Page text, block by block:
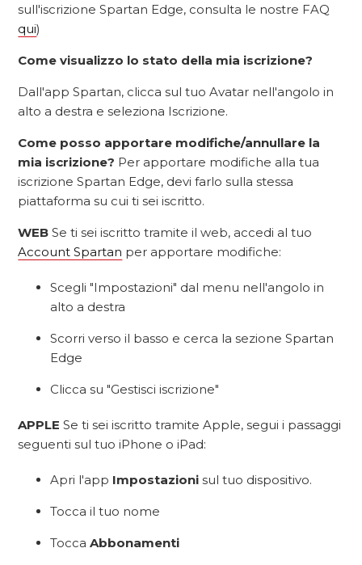
sull'iscrizione Spartan Edge, consulta le nostre FAQ
qui)
Come visualizzo lo stato della mia iscrizione?
Dall'app Spartan, clicca sul tuo Avatar nell'angolo in
alto a destra e seleziona Iscrizione.
Come posso apportare modifiche/annullare la
mia iscrizione? Per apportare modifiche alla tua
iscrizione Spartan Edge, devi farlo sulla stessa
piattaforma su cui ti sei iscritto.
WEB Se ti sei iscritto tramite il web, accedi al tuo
Account Spartan per apportare modifiche:
Scegli "Impostazioni" dal menu nell'angolo in
alto a destra
Scorri verso il basso e cerca la sezione Spartan
Edge
Clicca su "Gestisci iscrizione"
APPLE Se ti sei iscritto tramite Apple, segui i passaggi
seguenti sul tuo iPhone o iPad:
Apri l'app Impostazioni sul tuo dispositivo.
Tocca il tuo nome
ToccaAbbonamenti